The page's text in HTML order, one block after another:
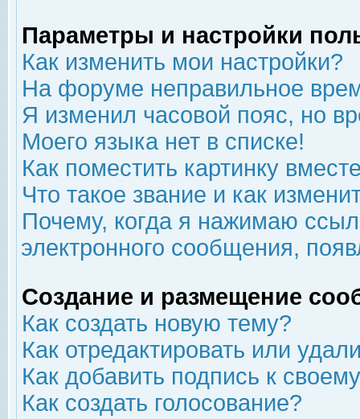
Параметры и настройки
Как изменить мои настройки?
На форуме неправильное
Я изменил часовой пояс, но
Моего языка нет в списке!
Как поместить картинку
Что такое звание и как
Почему, когда я нажимаю
электронного сообщения,
Создание и размещение
Как создать новую тему?
Как отредактировать или
Как добавить подпись к
Как создать голосование?